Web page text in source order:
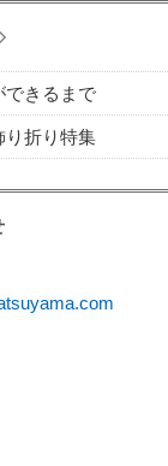
できるまで
り折り特集